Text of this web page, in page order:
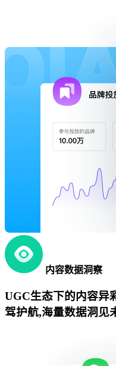
内容数据洞察
UGC生态下的内容异
驾护航,海量数据洞见